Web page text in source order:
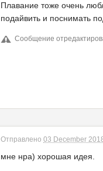
Плавание тоже очень
подайвить и поснимать
Сообщение
Отправлено 03 December
мне нра) хорошая идея.